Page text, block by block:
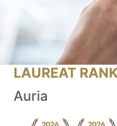
LAUREAT
Auria